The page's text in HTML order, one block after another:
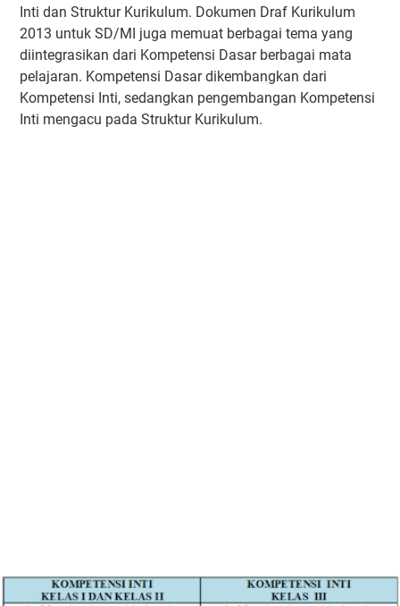
Inti dan Struktur Kurikulum. Dokumen Draf Kurikulum
2013 untuk SD/MI juga memuat berbagai tema yang
diintegrasikan dari Kompetensi Dasar berbagai mata
pelajaran. Kompetensi Dasar dikembangkan dari
Kompetensi Inti, sedangkan pengembangan Kompetensi
Inti mengacu pada Struktur Kurikulum.